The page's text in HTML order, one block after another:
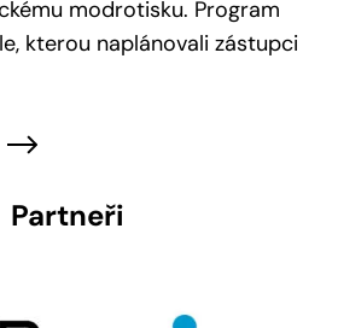
modrotisku. Program
kterou naplánovali zástupci
Partneři